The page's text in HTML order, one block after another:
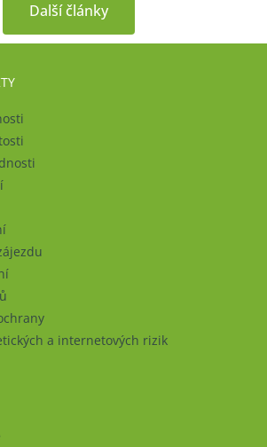
Další články
a internetových rizik